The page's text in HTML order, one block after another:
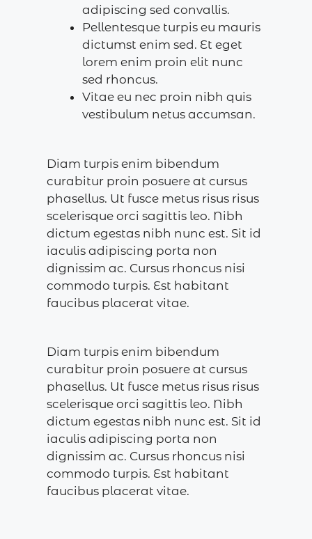
adipiscing sed convallis.
Pellentesque turpis eu mauris
dictumst enim sed. Et eget
lorem enim proin elit nunc
sed rhoncus.
Vitae eu nec proin nibh quis
vestibulum netus accumsan.
Diam turpis enim bibendum
curabitur proin posuere at cursus
phasellus. Ut fusce metus risus risus
scelerisque orci sagittis leo. Nibh
dictum egestas nibh nunc est. Sit id
iaculis adipiscing porta non
dignissim ac. Cursus rhoncus nisi
commodo turpis. Est habitant
faucibus placerat vitae.
Diam turpis enim bibendum
curabitur proin posuere at cursus
phasellus. Ut fusce metus risus risus
scelerisque orci sagittis leo. Nibh
dictum egestas nibh nunc est. Sit id
iaculis adipiscing porta non
dignissim ac. Cursus rhoncus nisi
commodo turpis. Est habitant
faucibus placerat vitae.